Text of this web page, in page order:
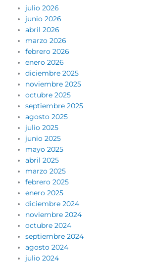
julio 2026
junio 2026
abril 2026
marzo 2026
febrero 2026
enero 2026
diciembre 2025
noviembre 2025
octubre 2025
septiembre 2025
agosto 2025
julio 2025
junio 2025
mayo 2025
abril 2025
marzo 2025
febrero 2025
enero 2025
diciembre 2024
noviembre 2024
octubre 2024
septiembre 2024
agosto 2024
julio 2024